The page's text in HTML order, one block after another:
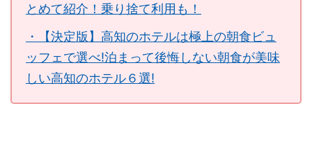
とめて紹介！乗り捨て利用も！
・【決定版】高知のホテルは極上の朝食ビュ
ッフェで選べ!泊まって後悔しない朝食が美味
しい高知のホテル６選!